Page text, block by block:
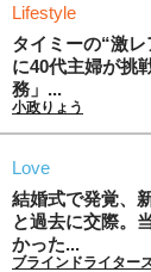
Lifestyle
タイミーの“激
に40代主婦が挑
務」...
小政りょう
Love
結婚式で発覚、
と過去に交際。
かった...
ブラインドライタ